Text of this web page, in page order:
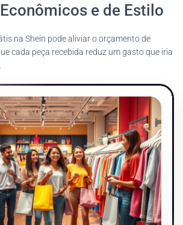
e de Estilo
na Shein pode aliviar o orçamento de
cada peça recebida reduz um gasto que iria